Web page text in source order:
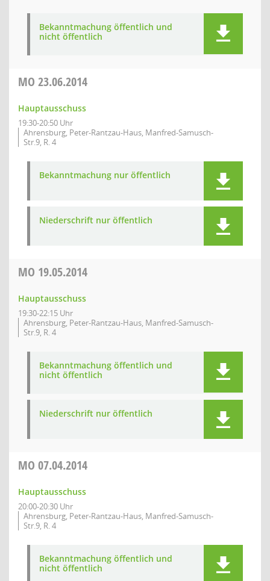
Bekanntmachung öffentlich und
nicht öffentlich
MO 23.06.2014
Hauptausschuss
19:30-20:50 Uhr
Ahrensburg, Peter-Rantzau-Haus, Manfred-Samusch-
Str.9, R. 4
Bekanntmachung nur öffentlich
Niederschrift nur öffentlich
MO 19.05.2014
Hauptausschuss
19:30-22:15 Uhr
Ahrensburg, Peter-Rantzau-Haus, Manfred-Samusch-
Str.9, R. 4
Bekanntmachung öffentlich und
nicht öffentlich
Niederschrift nur öffentlich
MO 07.04.2014
Hauptausschuss
20:00-20:30 Uhr
Ahrensburg, Peter-Rantzau-Haus, Manfred-Samusch-
Str.9, R. 4
Bekanntmachung öffentlich und
nicht öffentlich